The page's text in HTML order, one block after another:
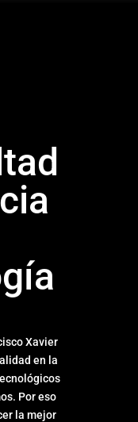
Xavier
en la
Por eso
la mejor